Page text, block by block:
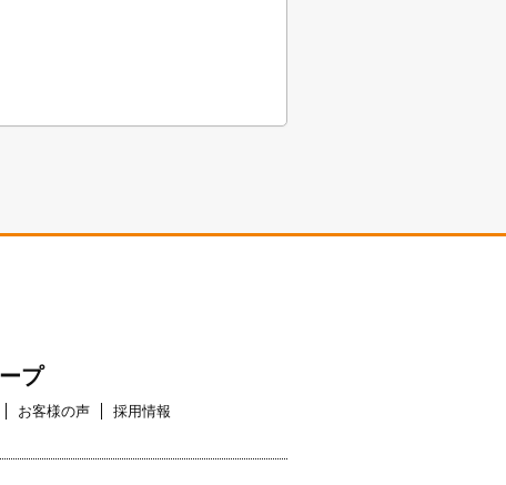
プ
お客様の声 採用情報